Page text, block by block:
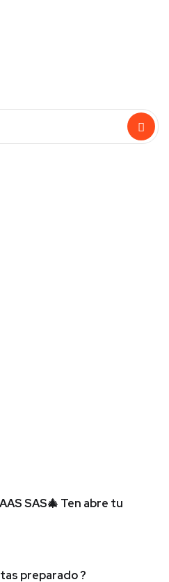
SAS🎄 Ten abre tu
preparado ?